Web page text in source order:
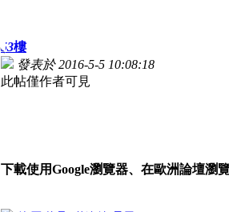
53樓
發表於 2016-5-5 10:08:18
此帖僅作者可見
下載使用Google瀏覽器、在歐洲論壇瀏